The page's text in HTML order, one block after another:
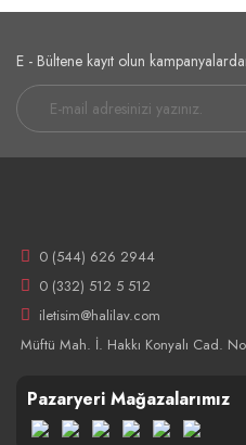
E - Bültene kayıt olun
0 (544) 626 2944
0 (332) 512 5 512
iletisim@halilav.com
Müftü Mah. İ. Hakkı Konyalı Cad.
Pazaryeri Mağazalarımız